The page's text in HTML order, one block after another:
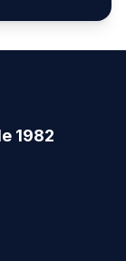
1982